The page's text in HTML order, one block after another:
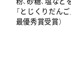
「とじくりだん
最優秀賞受賞）